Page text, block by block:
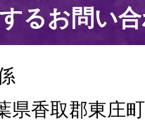
るお問い
香取郡東庄